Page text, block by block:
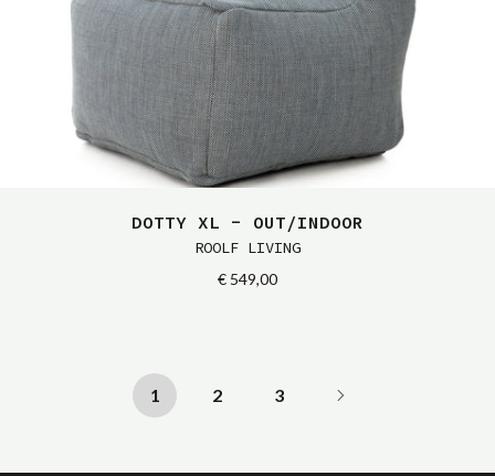
DOTTY XL - OUT/INDOOR
ROOLF LIVING
€ 549,00
1 2 3